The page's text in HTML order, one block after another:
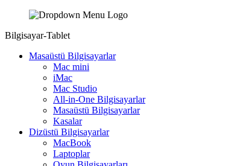
Bilgisayar-Tablet
Masaüstü Bilgisayarlar
Mac mini
iMac
Mac Studio
All-in-One Bilgisayarlar
Masaüstü Bilgisayarlar
Kasalar
Dizüstü Bilgisayarlar
MacBook
Laptoplar